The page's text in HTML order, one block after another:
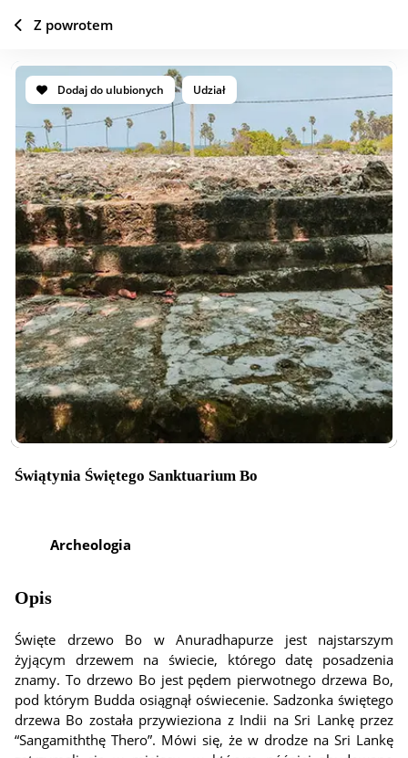
Dodaj do ulubionych Udział
Świątynia Świętego Sanktuarium Bo
Archeologia
Opis
Święte drzewo Bo w Anuradhapurze jest najstarszym
żyjącym drzewem na świecie, którego datę posadzenia
znamy. To drzewo Bo jest pędem pierwotnego drzewa Bo,
pod którym Budda osiągnął oświecenie. Sadzonka świętego
drzewa Bo została przywieziona z Indii na Sri Lankę przez
“Sangamiththę Thero”. Mówi się, że w drodze na Sri Lankę
Z powrotem